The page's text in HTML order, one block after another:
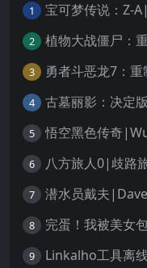
1 宝可梦传说：Z-
2
3
4
5 悟空黑色传奇
6 八方旅人0|歧路
7 潜水员戴夫
8 完蛋！我被美女
9 Linkalho工具离